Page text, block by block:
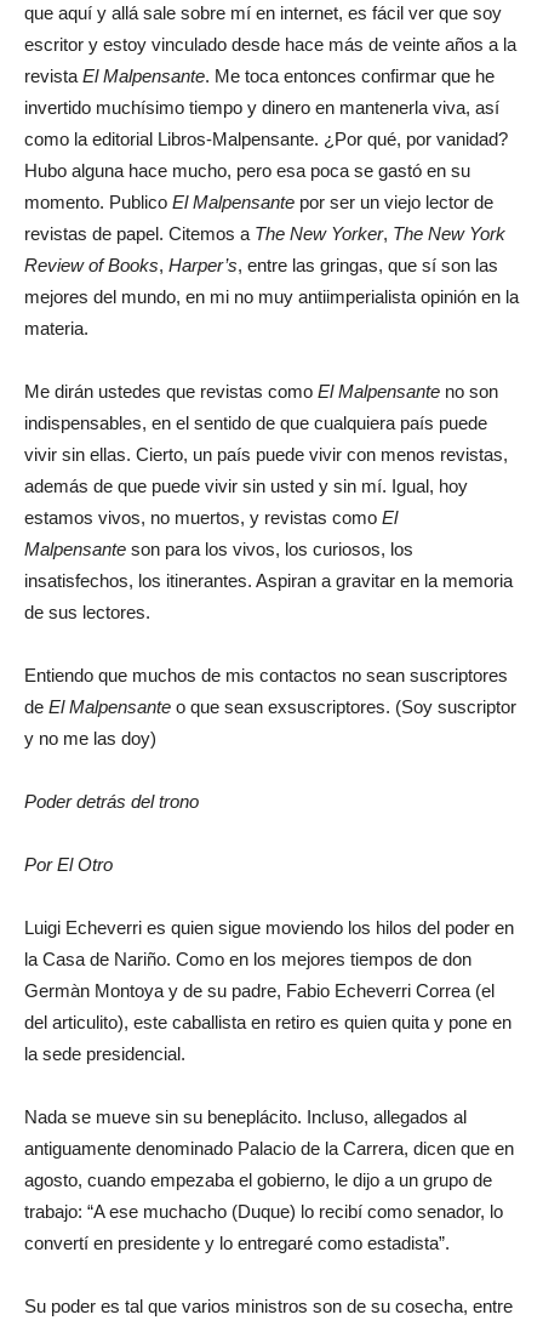
que aquí y allá sale sobre mí en internet, es fácil ver que soy
escritor y estoy vinculado desde hace más de veinte años a la
revista El Malpensante. Me toca entonces confirmar que he
invertido muchísimo tiempo y dinero en mantenerla viva, así
como la editorial Libros-Malpensante. ¿Por qué, por vanidad?
Hubo alguna hace mucho, pero esa poca se gastó en su
momento. Publico El Malpensante por ser un viejo lector de
revistas de papel. Citemos a The New Yorker, The New York
Review of Books, Harper’s, entre las gringas, que sí son las
mejores del mundo, en mi no muy antiimperialista opinión en la
materia.
Me dirán ustedes que revistas como El Malpensante no son
indispensables, en el sentido de que cualquiera país puede
vivir sin ellas. Cierto, un país puede vivir con menos revistas,
además de que puede vivir sin usted y sin mí. Igual, hoy
estamos vivos, no muertos, y revistas como El
Malpensante son para los vivos, los curiosos, los
insatisfechos, los itinerantes. Aspiran a gravitar en la memoria
de sus lectores.
Entiendo que muchos de mis contactos no sean suscriptores
de El Malpensante o que sean exsuscriptores. (Soy suscriptor
y no me las doy)
Poder detrás del trono
Por El Otro
Luigi Echeverri es quien sigue moviendo los hilos del poder en
la Casa de Nariño. Como en los mejores tiempos de don
Germàn Montoya y de su padre, Fabio Echeverri Correa (el
del articulito), este caballista en retiro es quien quita y pone en
la sede presidencial.
Nada se mueve sin su beneplácito. Incluso, allegados al
antiguamente denominado Palacio de la Carrera, dicen que en
agosto, cuando empezaba el gobierno, le dijo a un grupo de
trabajo: “A ese muchacho (Duque) lo recibí como senador, lo
convertí en presidente y lo entregaré como estadista”.
Su poder es tal que varios ministros son de su cosecha, entre